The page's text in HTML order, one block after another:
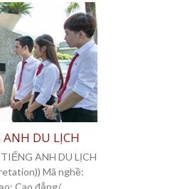
ANH DU LỊCH
ANH DU LỊCH
Mã nghề: